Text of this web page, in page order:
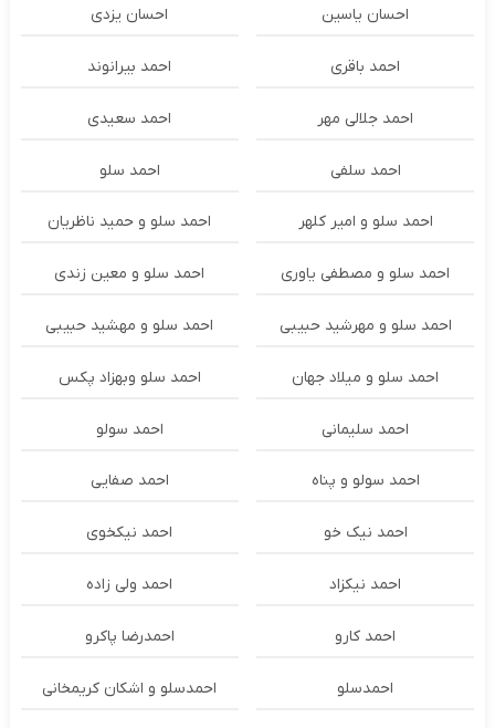
احسان یاسین احسان یزدی
احمد باقری احمد بیرانوند
احمد جلالی مهر احمد سعیدی
احمد سلفی احمد سلو
احمد سلو و امیر کلهر احمد سلو و حمید ناظریان
احمد سلو و مصطفی یاوری احمد سلو و معین زندی
احمد سلو و مهرشید حبیبی احمد سلو و مهشید حبیبی
احمد سلو و میلاد جهان احمد سلو وبهزاد پکس
احمد سلیمانی احمد سولو
احمد سولو و پناه احمد صفایی
احمد نیک خو احمد نیکخوی
احمد نیکزاد احمد ولی زاده
احمد کارو احمدرضا پاکرو
احمدسلو احمدسلو و اشکان کریمخانی